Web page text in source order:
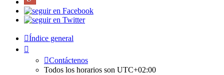
Índice general
Contáctenos
Todos los horarios son UTC+02:00